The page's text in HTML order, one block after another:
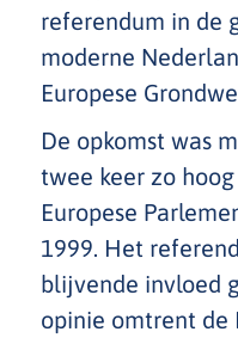
referendum in de
moderne
Europese
De opkomst was
twee keer zo
Europese
1999. Het
blijvende invloed
opinie omtrent de